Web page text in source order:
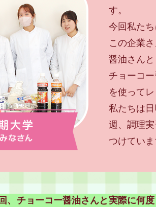
す。
今回私た
この企業
醤油さん
チョーコ
を使って
私たちは
週、調理
つけていま
、チョーコー醤油さんと実際に何度